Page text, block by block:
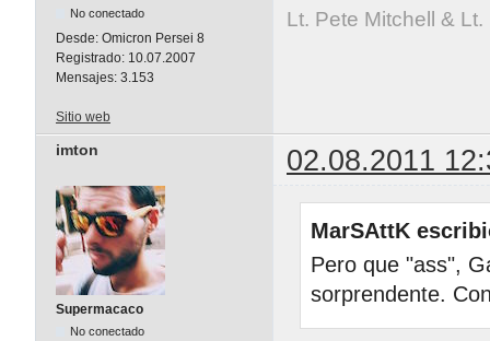
No conectado
Desde: Omicron Persei 8
Registrado: 10.07.2007
Mensajes: 3.153
Lt. Pete Mitchell &
Sitio web
imton 02.08.2011
Supermacaco
No conectado
MarSAttK
Pero que "ass",
sorprendente.